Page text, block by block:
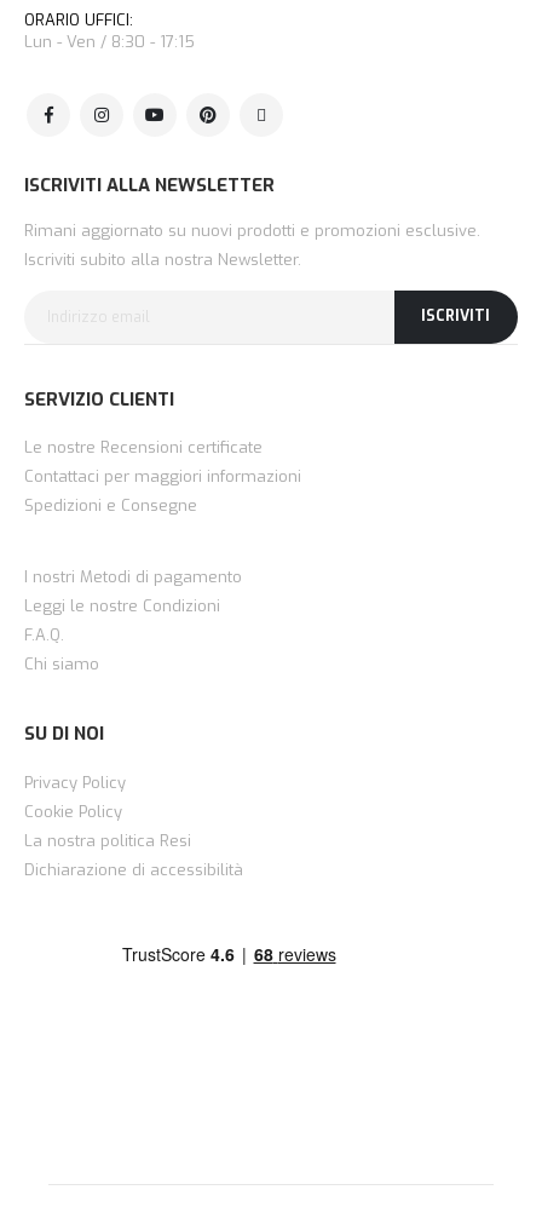
ORARIO UFFICI:
Lun - Ven / 8:30 - 17:15
ISCRIVITI ALLA NEWSLETTER
Rimani aggiornato su nuovi prodotti e promozioni esclusive.
Iscriviti subito alla nostra Newsletter.
ISCRIVITI
SERVIZIO CLIENTI
Le nostre Recensioni certificate
Contattaci per maggiori informazioni
Spedizioni e Consegne
I nostri Metodi di pagamento
Leggi le nostre Condizioni
F.A.Q.
Chi siamo
SU DI NOI
Privacy Policy
Cookie Policy
La nostra politica Resi
Dichiarazione di accessibilità